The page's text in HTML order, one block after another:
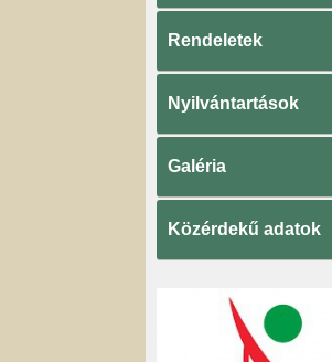
Rendeletek
Nyilvántartások
Galéria
Közérdekű adatok